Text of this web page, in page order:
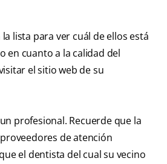
lista para ver cuál de ellos está
en cuanto a la calidad del
el sitio web de su
profesional. Recuerde que la
de atención
el dentista del cual su vecino